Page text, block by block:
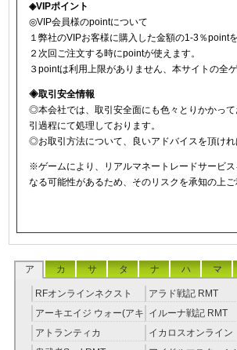
◈VIPポイント
◎VIP会員様のpointについて
１弊社のVIPお客様に購入した金額の1-3％point
２次回ご注文する時にpointが使えます。
３pointは利用上限がありません、本サイトの全
◈取引安全情報
◎本会社では、取引安全面にも色々とりかかっ
引過程にて処理しております。
◎お取引方法について、良いアドバイスを頂け
※ゲームにより、リアルマネートレードサービ
なる可能性があるため、そのリスクを承知の上
ア カ サ タ ナ ハ マ
RFオンラインネクスト
RMT
アラド戦記 RMT
アーキエイジ ウォー(アキ
ウオ) RMT
イルーナ戦記 RMT
アトランティカ
イカロスオンライン